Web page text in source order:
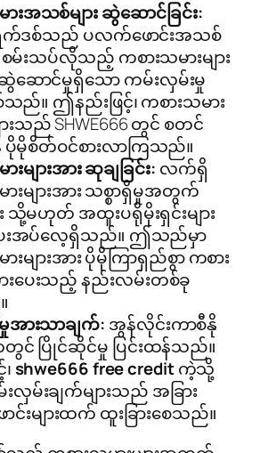
းအသစ်များ ဆွဲဆောင်ခြင်း:
ဒစ်သည် ပလက်ဖောင်းအသစ်
းသပ်လိုသည့် ကစားသမားများ
ောင်မှုရှိသော ကမ်းလှမ်းမှု
သည်။ ဤနည်းဖြင့်၊ ကစားသမား
းသည် SHWE666 တွင် စတင်
ပိုမိုစိတ်ဝင်စားလာကြသည်။
များအား ဆုချခြင်း: လက်ရှိ
းများအား သစ္စာရှိမှုအတွက်
သို့မဟုတ် အထူးပရိုမိုးရှင်းများ
ေးအပ်လေ့ရှိသည်။ ဤသည်မှာ
းများအား ပိုမိုကြာရှည်စွာ ကစား
းပေးသည့် နည်းလမ်းတစ်ခု
အားသာချက်: အွန်လိုင်းကာစီနို
င် ပြိုင်ဆိုင်မှု ပြင်းထန်သည်။
shwe666 free creditကဲ့သို့
လှမ်းချက်များသည် အခြား
းများထက် ထူးခြားစေသည်။